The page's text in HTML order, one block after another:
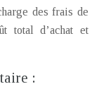
des frais de
total d’achat et
: